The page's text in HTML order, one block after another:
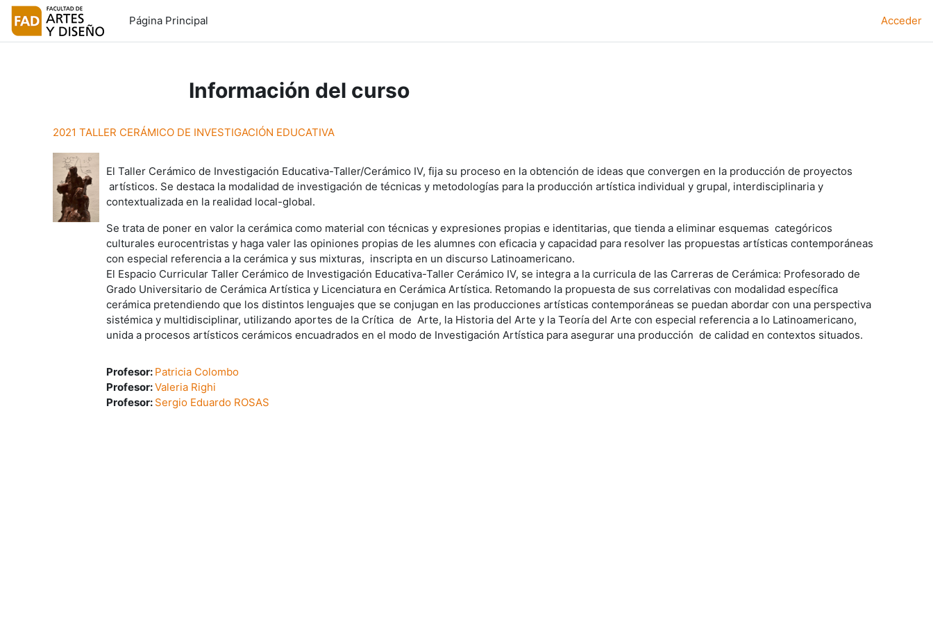
Salta al contenido principal
Página Principal
Acceder
Información del curso
2021 TALLER CERÁMICO DE INVESTIGACIÓN EDUCATIVA
El Taller Cerámico de Investigación Educativa-Taller/Cerámico IV, fija su proceso en la obtención de ideas que convergen en la producción de proyectos
artísticos. Se destaca la modalidad de investigación de técnicas y metodologías para la producción artística individual y grupal, interdisciplinaria y
contextualizada en la realidad local-global.
Se trata de poner en valor la cerámica como material con técnicas y expresiones propias e identitarias, que tienda a eliminar esquemas categóricos
culturales eurocentristas y haga valer las opiniones propias de les alumnes con eficacia y capacidad para resolver las propuestas artísticas contemporáneas
con especial referencia a la cerámica y sus mixturas, inscripta en un discurso Latinoamericano.
El Espacio Curricular Taller Cerámico de Investigación Educativa-Taller Cerámico IV, se integra a la curricula de las Carreras de Cerámica: Profesorado de
Grado Universitario de Cerámica Artística y Licenciatura en Cerámica Artística. Retomando la propuesta de sus correlativas con modalidad específica
cerámica pretendiendo que los distintos lenguajes que se conjugan en las producciones artísticas contemporáneas se puedan abordar con una perspectiva
sistémica y multidisciplinar, utilizando aportes de la Crítica de Arte, la Historia del Arte y la Teoría del Arte con especial referencia a lo Latinoamericano,
unida a procesos artísticos cerámicos encuadrados en el modo de Investigación Artística para asegurar una producción de calidad en contextos situados.
Profesor: Patricia Colombo
Profesor:Valeria Righi
Profesor: Sergio Eduardo ROSAS